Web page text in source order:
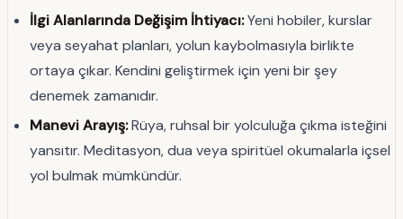
İlgi Alanlarında Değişim İhtiyacı:Yeni hobiler, kurslar
veya seyahat planları, yolun kaybolmasıyla birlikte
ortaya çıkar. Kendini geliştirmek için yeni bir şey
denemek zamanıdır.
Manevi Arayış:Rüya, ruhsal bir yolculuğa çıkma isteğini
yansıtır. Meditasyon, dua veya spiritüel okumalarla içsel
yol bulmak mümkündür.